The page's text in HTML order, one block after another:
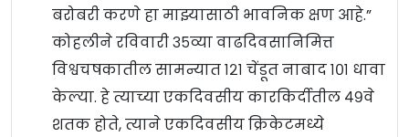
बरोबरी करणे हा माझ्यासाठी भावनिक क्षण आहे.”
कोहलीने रविवारी ३५व्या वाढदिवसानिमित्त
विश्वचषकातील सामन्यात १२१ चेंडूत नाबाद १०१ धावा
केल्या. हे त्याच्या एकदिवसीय कारकिर्दीतील ४९वे
शतक होते, त्याने एकदिवसीय क्रिकेटमध्ये